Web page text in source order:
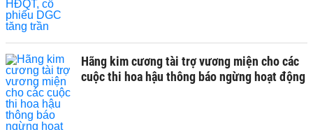
Hãng kim cương tài trợ vương miện cho các
cuộc thi hoa hậu thông báo ngừng hoạt động